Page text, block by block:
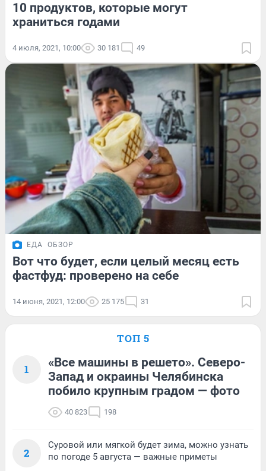
10 продуктов, которые могут
храниться годами
4 июля, 2021, 10:00 30 181 49
ЕДА ОБЗОР
Вот что будет, если целый месяц есть
фастфуд: проверено на себе
14 июня, 2021, 12:00 25 175 31
ТОП 5
1
«Все машины в решето». Северо-
Запад и окраины Челябинска
побило крупным градом — фото
40 823 198
2
Суровой или мягкой будет зима, можно узнать
по погоде 5 августа — важные приметы